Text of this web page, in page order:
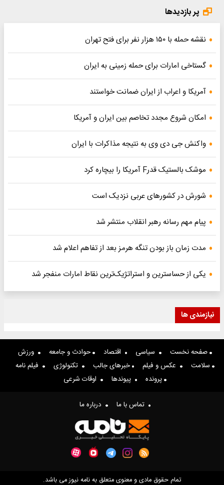
پر بازدیدها
نقشه حمله با ۱۵۰ هزار نفر برای فتح تهران
گستاخی امارات برای حمله زمینی به ایران
آمریکا و اعراب از ایران ضمانت خواستند
امکان شروع مجدد تخاصم‌ بین ایران و آمریکا
واکنش جی دی وی به نتیجه مذاکرات با ایران
موشک بالستیک قدرF آمریکا را بیچاره کرد
شورش در کشورهای عربی نزدیک است
پیام مهم رسانه رهبر انقلاب منتشر شد
مدت زمان باز بودن تنگه هرمز بعد از تفاهم اعلام شد
یکی از حساسترین و استراتژیک‌ترین نقاط امارات منفجر شد
نیازمندی ها
صفحه نخست سیاسی اقتصاد حوادث و جامعه
ورزش
سلامت
عکس و فیلم خبرهای جالب تکنولوژی
فیلم نامه
پرونده
پیوندها اوقات شرعی
تماس با ما درباره ما
تمام حقوق مادی و معنوی متعلق به نامه نیوز می باشد.